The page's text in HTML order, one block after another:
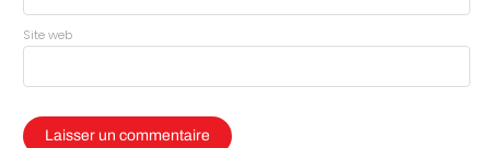
Site web